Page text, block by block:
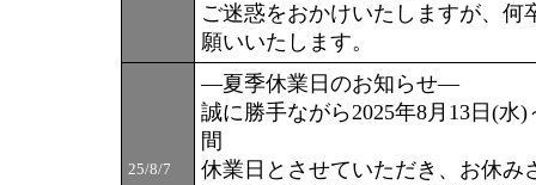
ご迷惑をおかけいたしますが、何
願いいたします。
25/8/7
―夏季休業日のお知らせ―
誠に勝手ながら2025年8月13日(水)
間
休業日とさせていただき、お休み